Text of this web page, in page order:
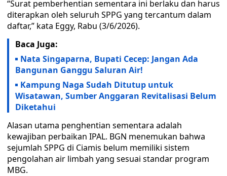
“Surat pemberhentian sementara ini berlaku dan harus
diterapkan oleh seluruh SPPG yang tercantum dalam
daftar,” kata Eggy, Rabu (3/6/2026).
Baca Juga:
Nata Singaparna, Bupati Cecep: Jangan Ada
Bangunan Ganggu Saluran Air!
Kampung Naga Sudah Ditutup untuk
Wisatawan, Sumber Anggaran Revitalisasi Belum
Diketahui
Alasan utama penghentian sementara adalah
kewajiban perbaikan IPAL. BGN menemukan bahwa
sejumlah SPPG di Ciamis belum memiliki sistem
pengolahan air limbah yang sesuai standar program
MBG.